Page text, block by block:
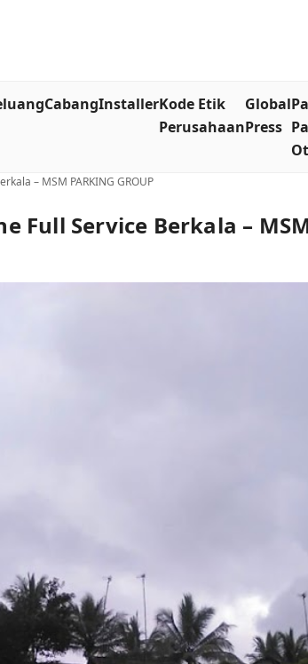
CabangInstallerKode Etik
Perusahaan
Global
Press
– MSM PARKING GROUP
Service Berkala – MSM